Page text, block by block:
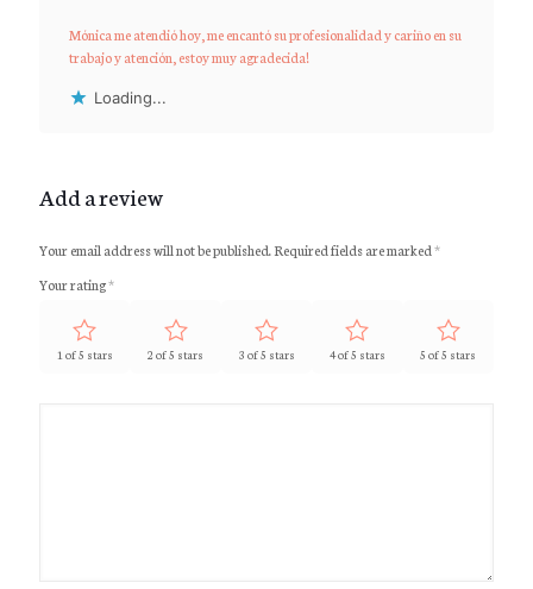
Mónica me atendió hoy, me encantó su profesionalidad y cariño en su
trabajo y atención, estoy muy agradecida!
Loading...
Add a review
Your email address will not be published.Required fields are marked*
Your rating*
1 of 5 stars 2 of 5 stars 3 of 5 stars 4 of 5 stars 5 of 5 stars